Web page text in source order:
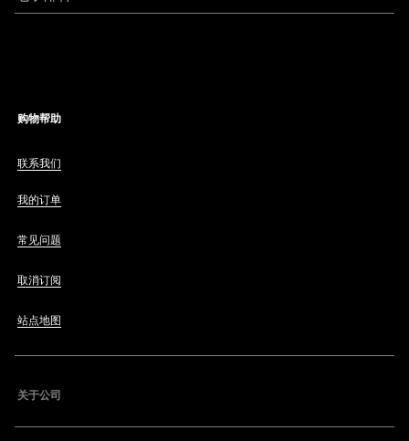
购物帮助
联系我们
我的订单
常见问题
取消订阅
站点地图
关于公司